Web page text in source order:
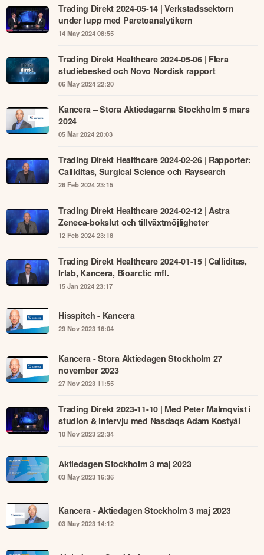
Trading Direkt 2024-05-14 | Verkstadssektorn
under lupp med Paretoanalytikern
14 May 2024 08:55
Trading Direkt Healthcare 2024-05-06 | Flera
studiebesked och Novo Nordisk rapport
06 May 2024 22:20
Kancera – Stora Aktiedagarna Stockholm 5 mars
2024
05 Mar 2024 20:03
Trading Direkt Healthcare 2024-02-26 | Rapporter:
Calliditas, Surgical Science och Raysearch
26 Feb 2024 23:15
Trading Direkt Healthcare 2024-02-12 | Astra
Zeneca-bokslut och tillväxtmöjligheter
12 Feb 2024 23:18
Trading Direkt Healthcare 2024-01-15 | Calliditas,
Irlab, Kancera, Bioarctic mfl.
15 Jan 2024 23:17
Hisspitch - Kancera
29 Nov 2023 16:04
Kancera - Stora Aktiedagen Stockholm 27
november 2023
27 Nov 2023 11:55
Trading Direkt 2023-11-10 | Med Peter Malmqvist i
studion & intervju med Nasdaqs Adam Kostyál
10 Nov 2023 22:34
Aktiedagen Stockholm 3 maj 2023
03 May 2023 16:36
Kancera - Aktiedagen Stockholm 3 maj 2023
03 May 2023 14:12